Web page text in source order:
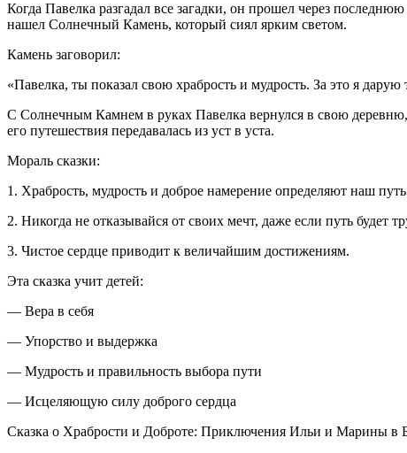
Когда Павелка разгадал все загадки, он прошел через
нашел Солнечный Камень, который сиял ярким светом.
Камень заговорил:
«Павелка, ты показал свою храбрость и мудрость. За это я
С Солнечным Камнем в руках Павелка вернулся в свою деревню,
его путешествия передавалась из уст в уста.
Мораль сказки:
1. Храбрость, мудрость и доброе намерение определяют наш
2. Никогда не отказывайся от своих мечт, даже если путь будет
3. Чистое сердце приводит к величайшим достижениям.
Эта сказка учит детей:
— Вера в себя
— Упорство и выдержка
— Мудрость и правильность выбора пути
— Исцеляющую силу доброго сердца
Сказка о Храбрости и Доброте: Приключения Ильи и Марины в